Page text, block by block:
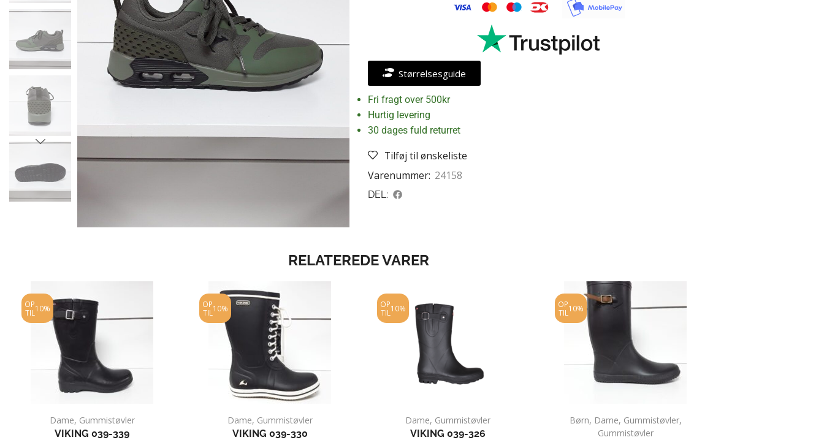
Størrelsesguide
Fri fragt over 500kr
Hurtig levering
30 dages fuld returret
Tilføj til ønskeliste
Varenummer: 24158
DEL:
RELATEREDE VARER
OP
TIL 10%
Dame, Gummistøvler
VIKING 039-339
OP
TIL 10%
Dame, Gummistøvler
VIKING 039-330
OP
TIL 10%
Dame, Gummistøvler
VIKING 039-326
OP
TIL 10%
Børn, Dame, Gummistøvler,
Gummistøvler